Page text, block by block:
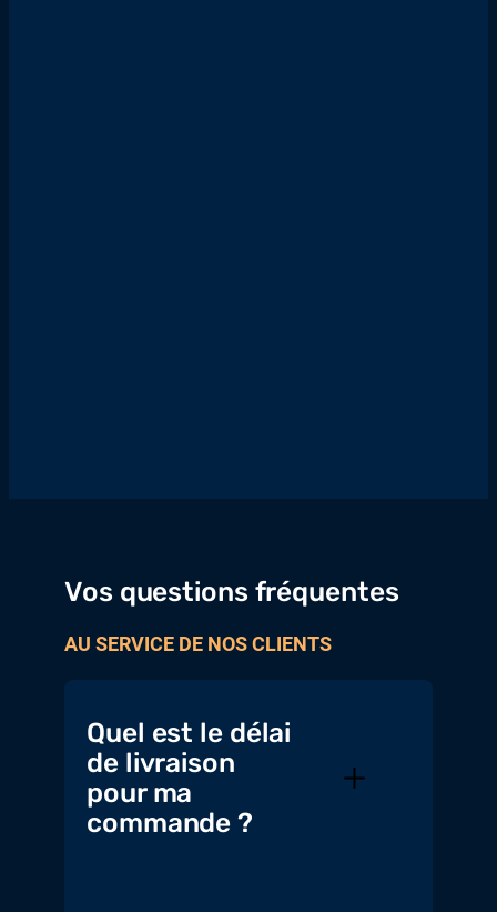
Vos questions fréquentes
AU SERVICE DE NOS CLIENTS
Quel est le délai
de livraison
pour ma
commande ?